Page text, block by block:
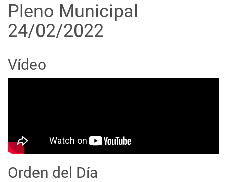
Pleno Municipal
24/02/2022
Vídeo
Orden del Día